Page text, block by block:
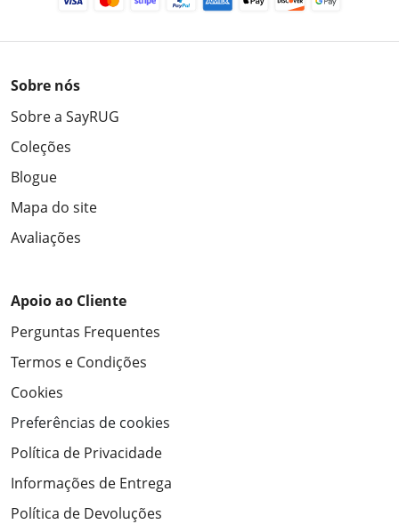
Sobre nós
Sobre a SayRUG
Coleções
Blogue
Mapa do site
Avaliações
Apoio ao Cliente
Perguntas Frequentes
Termos e Condições
Cookies
Preferências de cookies
Política de Privacidade
Informações de Entrega
Política de Devoluções